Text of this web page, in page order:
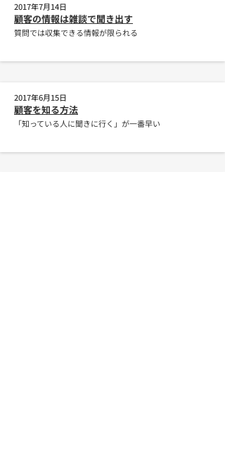
2017年7月14日
顧客の情報は雑談で聞き出す
質問では収集できる情報が限られる
2017年6月15日
顧客を知る方法
「知っている人に聞きに行く」が一番早い